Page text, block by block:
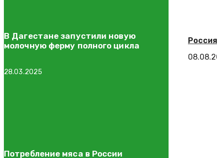
В Дагестане запустили новую
молочную ферму полного цикла
28.03.2025
Потребление мяса в России